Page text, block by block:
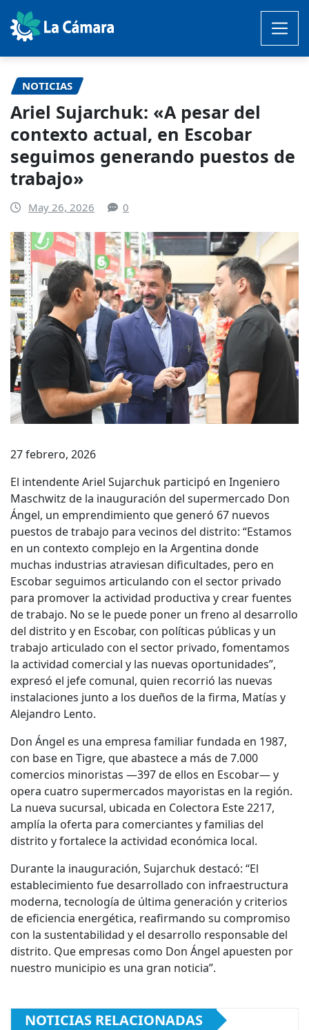
Saltar
contenido
NOTICIAS
Ariel Sujarchuk: «A pesar del
contexto actual, en Escobar
seguimos generando puestos de
trabajo»
May 26, 2026 0
27 febrero, 2026
El intendente Ariel Sujarchuk participó en Ingeniero
Maschwitz de la inauguración del supermercado Don
Ángel, un emprendimiento que generó 67 nuevos
puestos de trabajo para vecinos del distrito: “Estamos
en un contexto complejo en la Argentina donde
muchas industrias atraviesan dificultades, pero en
Escobar seguimos articulando con el sector privado
para promover la actividad productiva y crear fuentes
de trabajo. No se le puede poner un freno al desarrollo
del distrito y en Escobar, con políticas públicas y un
trabajo articulado con el sector privado, fomentamos
la actividad comercial y las nuevas oportunidades”,
expresó el jefe comunal, quien recorrió las nuevas
instalaciones junto a los dueños de la firma, Matías y
Alejandro Lento.
Don Ángel es una empresa familiar fundada en 1987,
con base en Tigre, que abastece a más de 7.000
comercios minoristas —397 de ellos en Escobar— y
opera cuatro supermercados mayoristas en la región.
La nueva sucursal, ubicada en Colectora Este 2217,
amplía la oferta para comerciantes y familias del
distrito y fortalece la actividad económica local.
Durante la inauguración, Sujarchuk destacó: “El
establecimiento fue desarrollado con infraestructura
moderna, tecnología de última generación y criterios
de eficiencia energética, reafirmando su compromiso
con la sustentabilidad y el desarrollo responsable del
distrito. Que empresas como Don Ángel apuesten por
nuestro municipio es una gran noticia”.
NOTICIAS RELACIONADAS